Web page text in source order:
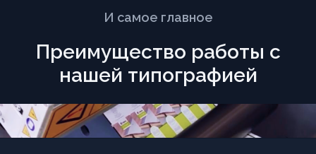
И самое главное
Преимущество работы с
нашей типографией